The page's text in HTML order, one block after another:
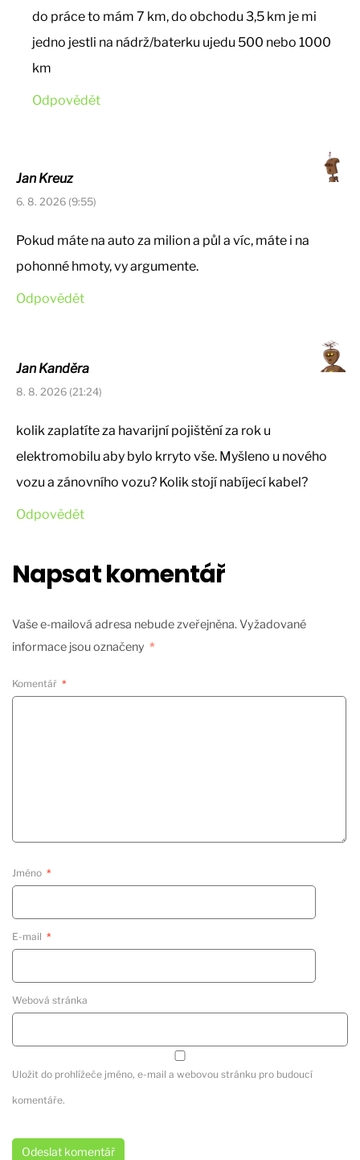
do práce to mám 7 km, do obchodu 3,5 km je mi
jedno jestli na nádrž/baterku ujedu 500 nebo 1000
km
Odpovědět
Jan Kreuz
6. 8. 2026 (9:55)
Pokud máte na auto za milion a půl a víc, máte i na
pohonné hmoty, vy argumente.
Odpovědět
Jan Kanděra
8. 8. 2026 (21:24)
kolik zaplatíte za havarijní pojištění za rok u
elektromobilu aby bylo krryto vše. Myšleno u nového
vozu a zánovního vozu? Kolik stojí nabíjecí kabel?
Odpovědět
Napsat komentář
Vaše e-mailová adresa nebude zveřejněna.Vyžadované
informace jsou označeny *
Komentář *
Jméno *
E-mail *
Webová stránka
Uložit do prohlížeče jméno, e-mail a webovou stránku pro budoucí
komentáře.